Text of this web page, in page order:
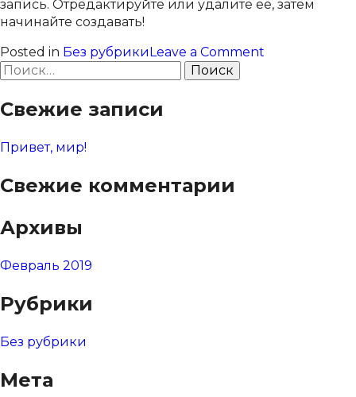
запись. Отредактируйте или удалите ее, затем
начинайте создавать!
Posted in Без рубрикиLeave a Comment
Найти:
Свежие записи
Привет, мир!
Свежие комментарии
Архивы
Февраль 2019
Рубрики
Без рубрики
Мета